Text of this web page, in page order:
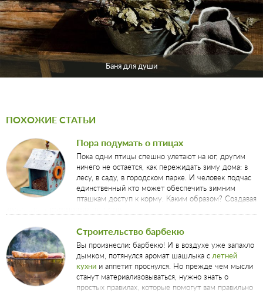
Баня для души
ПОХОЖИЕ СТАТЬИ
Пора подумать о птицах
Пока одни птицы спешно улетают на юг, другим
ничего не остается, как пережидать зиму дома: в
лесу, в саду, в городском парке. И человек подчас
единственный кто может обеспечить зимним
пташкам доступ к корму. Каким образом? Создавая
Строительство барбекю
Вы произнесли: барбекю! И в воздухе уже запахло
дымком, потянулся аромат шашлыка слетней
кухни и аппетит проснулся. Но прежде чем мысли
станут материализовываться, нужно знать о
простых правилах, которые помогут вам правильно